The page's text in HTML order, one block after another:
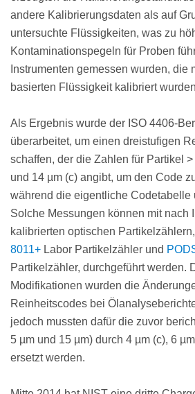
andere Kalibrierungsdaten als auf
untersuchte Flüssigkeiten, was zu
Kontaminationspegeln für Proben
Instrumenten gemessen wurden, die
basierten Flüssigkeit kalibriert
Als Ergebnis wurde der ISO 4406-
überarbeitet, um einen dreistufigen
schaffen, der die Zahlen für Partikel
und 14 µm (c) angibt, um den Code
während die eigentliche Codetabelle
Solche Messungen können mit nach
kalibrierten optischen
8011+ Labor Partikelzähler und
Partikelzähler, durchgeführt werden.
Modifikationen wurden die
Reinheitscodes bei
jedoch mussten dafür die zuvor
5 µm und 15 µm) durch 4 µm (c), 6
ersetzt werden.